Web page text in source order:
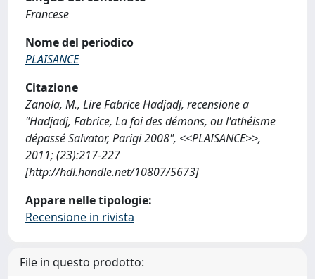
Francese
Nome del periodico
PLAISANCE
Citazione
Zanola, M., Lire Fabrice Hadjadj, recensione a
"Hadjadj, Fabrice, La foi des démons, ou l'athéisme
dépassé Salvator, Parigi 2008", <<PLAISANCE>>,
2011; (23):217-227
[http://hdl.handle.net/10807/5673]
Appare nelle tipologie:
Recensione in rivista
File in questo prodotto: